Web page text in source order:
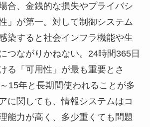
合、金銭的な損失やプライバシ
」が第一。対して制御システム
染すると社会インフラ機能や生
つながりかねない。24時間365日
る「可用性」が最も重要とさ
15年と長期間使われることが多
に関しても、情報システムはコ
能力が高く、多少重くても問題